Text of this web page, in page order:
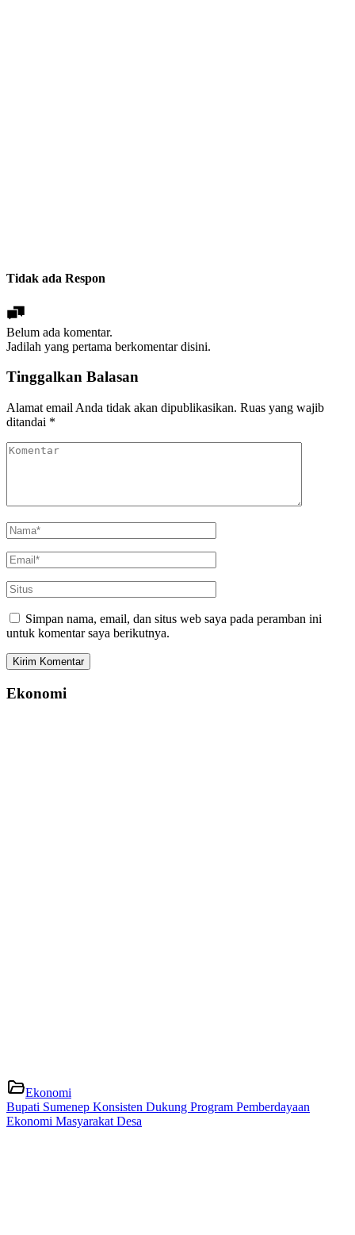
Tidak ada Respon
Belum ada komentar.
Jadilah yang pertama berkomentar disini.
Tinggalkan Balasan
Alamat email Anda tidak akan dipublikasikan. Ruas yang wajib
ditandai *
Simpan nama, email, dan situs web saya pada peramban ini
untuk komentar saya berikutnya.
Ekonomi
Ekonomi
Bupati Sumenep Konsisten Dukung Program Pemberdayaan
Ekonomi Masyarakat Desa